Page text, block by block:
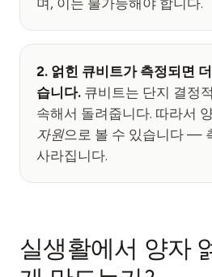
2. 얽힌 큐비트가 측정되면
습니다. 큐비트는 단지 결정
속해서 돌려줍니다. 따라서
자원으로 볼 수 있습니다 —
사라집니다.
실생활에서 양자